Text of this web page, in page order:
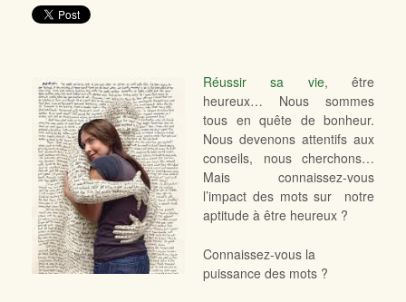
Réussir sa vie, être
heureux… Nous sommes
tous en quête de bonheur.
Nous devenons attentifs aux
conseils, nous cherchons…
Mais connaissez-vous
l’impact des mots sur notre
aptitude à être heureux ?
Connaissez-vous la
puissance des mots ?